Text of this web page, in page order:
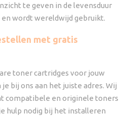
te geven in de levensduur
wordt wereldwijd gebruikt.
met gratis
toner cartridges voor jouw
bij ons aan het juiste adres. Wij
compatibele en originele toners
hulp nodig bij het installeren